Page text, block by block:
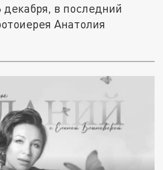
декабря, в последний
Анатолия